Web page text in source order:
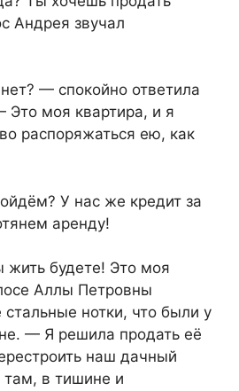
Андрея звучал
— спокойно ответила
моя квартира, и я
распоряжаться ею, как
У нас же кредит за
аренду!
будете! Это моя
Аллы Петровны
нотки, что были у
— Я решила продать её
наш дачный
в тишине и